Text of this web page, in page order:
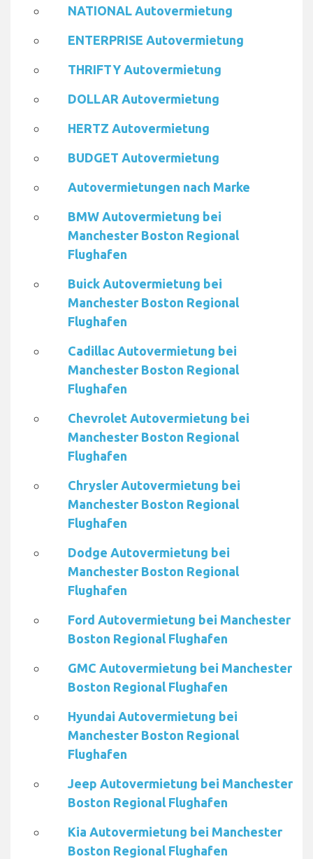
NATIONAL Autovermietung
ENTERPRISE Autovermietung
THRIFTY Autovermietung
DOLLAR Autovermietung
HERTZ Autovermietung
BUDGET Autovermietung
Autovermietungen nach Marke
BMW Autovermietung bei
Manchester Boston Regional
Flughafen
Buick Autovermietung bei
Manchester Boston Regional
Flughafen
Cadillac Autovermietung bei
Manchester Boston Regional
Flughafen
Chevrolet Autovermietung bei
Manchester Boston Regional
Flughafen
Chrysler Autovermietung bei
Manchester Boston Regional
Flughafen
Dodge Autovermietung bei
Manchester Boston Regional
Flughafen
Ford Autovermietung bei Manchester
Boston Regional Flughafen
GMC Autovermietung bei Manchester
Boston Regional Flughafen
Hyundai Autovermietung bei
Manchester Boston Regional
Flughafen
Jeep Autovermietung bei Manchester
Boston Regional Flughafen
Kia Autovermietung bei Manchester
Boston Regional Flughafen